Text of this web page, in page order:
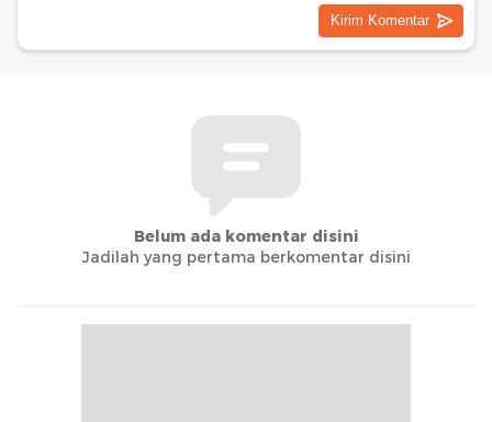
Belum ada komentar disini
Jadilah yang pertama berkomentar disini